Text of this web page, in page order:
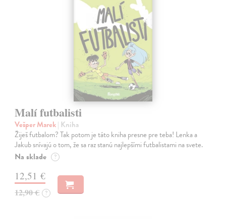
Malí futbalisti
Vešper Marek| Kniha
Žiješ futbalom? Tak potom je táto kniha presne pre teba! Lenka a
Jakub snívajú o tom, že sa raz stanú najlepšími futbalistami na svete.
Na sklade ?
12,51 €
12,90 € ?